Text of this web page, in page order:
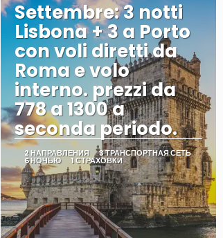
Settembre: 3 notti
Lisbona + 3 a Porto
con voli diretti da
Roma e volo
interno. prezzi da
778 a 1300 a
seconda periodo.
2 НАПРАВЛЕНИЯ 3 ТРАНСПОРТНАЯ СЕТЬ
6 НОЧЬЮ 1 СТРАХОВКИ